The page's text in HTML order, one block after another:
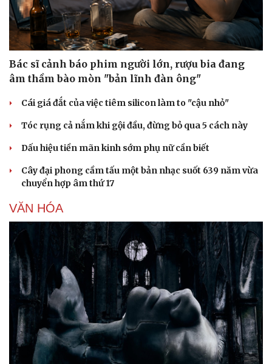
Bác sĩ cảnh báo phim người lớn, rượu bia đang
âm thầm bào mòn "bản lĩnh đàn ông"
Cái giá đắt của việc tiêm silicon làm to "cậu nhỏ"
Tóc rụng cả nắm khi gội đầu, đừng bỏ qua 5 cách này
Dấu hiệu tiền mãn kinh sớm phụ nữ cần biết
Cây đại phong cầm tấu một bản nhạc suốt 639 năm vừa
chuyển hợp âm thứ 17
VĂN HÓA